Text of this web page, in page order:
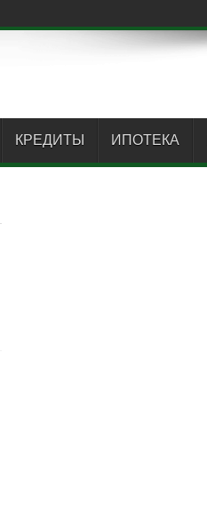
КРЕДИТЫ ИПОТЕКА